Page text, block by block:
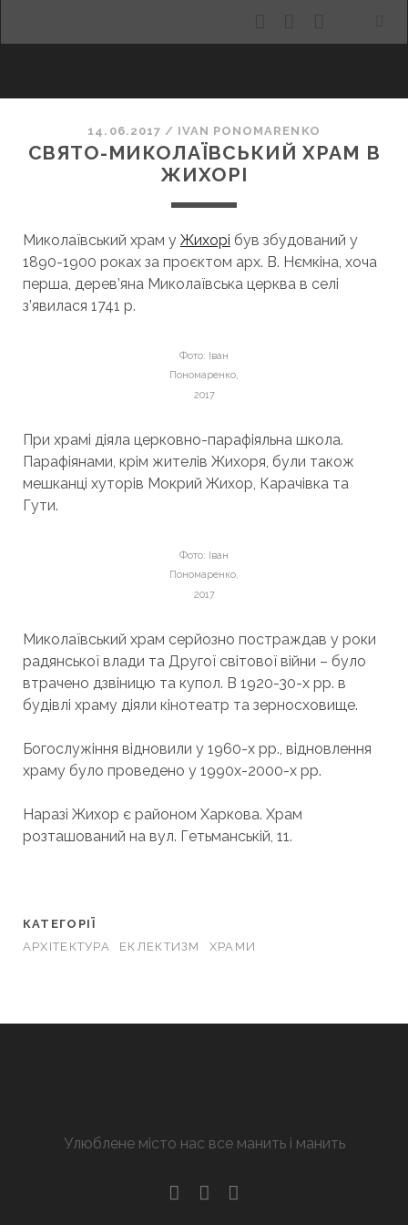
14.06.2017 / ІVAN PONOMARENKO
СВЯТО-МИКОЛАЇВСЬКИЙ ХРАМ В
ЖИХОРІ
Миколаївський храм у Жихорі був збудований у
1890-1900 роках за проєктом арх. В. Нємкіна, хоча
перша, дерев’яна Миколаївська церква в селі
з’явилася 1741 р.
Фото: Іван
Пономаренко,
2017
При храмі діяла церковно-парафіяльна школа.
Парафіянами, крім жителів Жихоря, були також
мешканці хуторів Мокрий Жихор, Карачівка та
Гути.
Фото: Іван
Пономаренко,
2017
Миколаївський храм серйозно постраждав у роки
радянської влади та Другої світової війни – було
втрачено дзвіницю та купол. В 1920-30-х рр. в
будівлі храму діяли кінотеатр та зерносховище.
Богослужіння відновили у 1960-х рр., відновлення
храму було проведено у 1990х-2000-х рр.
Наразі Жихор є районом Харкова. Храм
розташований на вул. Гетьманській, 11.
КАТЕГОРІЇ
АРХІТЕКТУРА
ЕКЛЕКТИЗМ ХРАМИ
Улюблене місто нас все манить і манить
facebook
youtube